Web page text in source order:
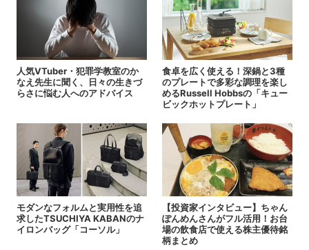
人気VTuber・犯罪学教室のか
なえ先生に聞く、日々の生きづ
らさに悩む人へのアドバイス
食卓を広く使える！深鍋と3種
のプレートで多彩な調理を楽し
めるRussell Hobbsの「キュー
ビックホットプレート」
モダンなフォルムと実用性を追
求したTSUCHIYA KABANのナ
イロンバッグ「コーソル」
【投資家インタビュー】ちゃん
ぽんめんさんがフル活用！お台
場の飲食店で使える株主優待銘
柄まとめ